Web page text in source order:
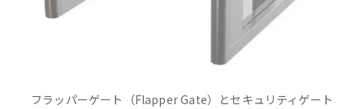
フラッパーゲート（Flapper Gate）とセキュリティゲート